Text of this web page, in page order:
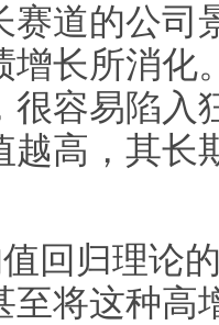
赛道的公司
增长所消化
很容易陷入
越高，其长
归理论
至将这种高